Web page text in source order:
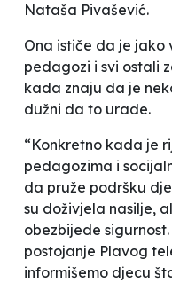
Nataša Pivašević.
Ona ističe da je jako
pedagozi i svi ostali
kada znaju da je
dužni da to urade.
“Konkretno kada je
pedagozima i
da pruže podršku
su doživjela nasilje,
obezbijede
postojanje Plavog
informišemo djecu